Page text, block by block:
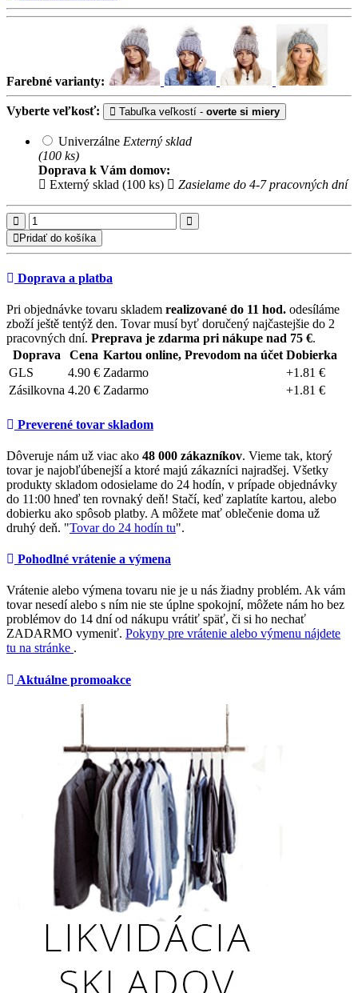
Farebné varianty:
Vyberte veľkosť: Tabuľka veľkostí - overte si miery
Univerzálne Externý sklad
(100 ks)
Doprava k Vám domov:
Externý sklad (100 ks)
Zasielame do 4-7 pracovných dní
Pridať do košíka
Doprava a platba
Pri objednávke tovaru skladem realizované do 11 hod. odesíláme
zboží ještě tentýž den. Tovar musí byť doručený najčastejšie do 2
pracovných dní. Preprava je zdarma pri nákupe nad 75 €.
Doprava
Cena Kartou online, Prevodom na účet Dobierka
GLS
4.90 € Zadarmo
+1.81 €
Zásilkovna 4.20 € Zadarmo +1.81 €
Preverené tovar skladom
Dôveruje nám už viac ako 48 000 zákazníkov. Vieme tak, ktorý
tovar je najobľúbenejší a ktoré majú zákazníci najradšej. Všetky
produkty skladom odosielame do 24 hodín, v prípade objednávky
do 11:00 hneď ten rovnaký deň! Stačí, keď zaplatíte kartou, alebo
dobierku ako spôsob platby. A môžete mať oblečenie doma už
druhý deň. "Tovar do 24 hodín tu".
Pohodlné vrátenie a výmena
Vrátenie alebo výmena tovaru nie je u nás žiadny problém. Ak vám
tovar nesedí alebo s ním nie ste úplne spokojní, môžete nám ho bez
problémov do 14 dní od nákupu vrátiť späť, či si ho nechať
ZADARMO vymeniť. Pokyny pre vrátenie alebo výmenu nájdete
tu na stránke .
Aktuálne promoakce